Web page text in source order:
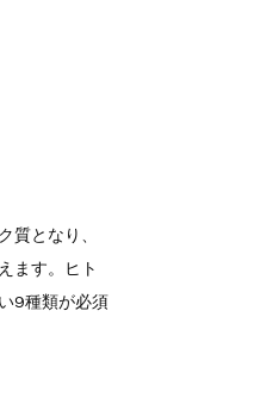
質となり、
ます。ヒト
9種類が必須